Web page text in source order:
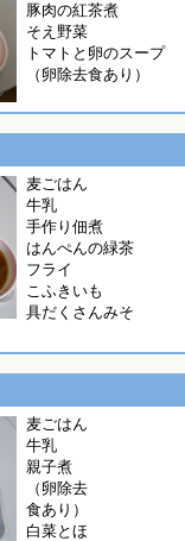
豚肉の紅茶煮
そえ野菜
トマトと卵のスープ
（卵除去食あり）
麦ごはん
牛乳
手作り佃煮
はんぺんの緑茶
フライ
こふきいも
具だくさんみそ
麦ごはん
牛乳
親子煮
（卵除去
食あり）
白菜とほ